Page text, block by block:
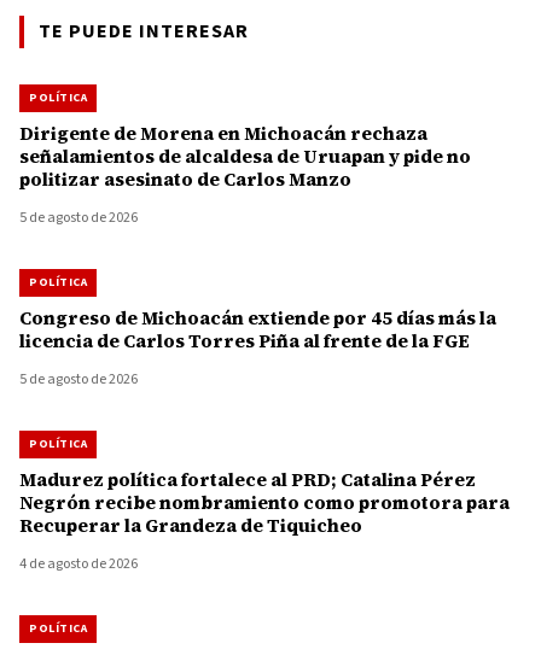
TE PUEDE INTERESAR
POLÍTICA
Dirigente de Morena en Michoacán rechaza
señalamientos de alcaldesa de Uruapan y pide no
politizar asesinato de Carlos Manzo
5 de agosto de 2026
POLÍTICA
Congreso de Michoacán extiende por 45 días más la
licencia de Carlos Torres Piña al frente de la FGE
5 de agosto de 2026
POLÍTICA
Madurez política fortalece al PRD; Catalina Pérez
Negrón recibe nombramiento como promotora para
Recuperar la Grandeza de Tiquicheo
4 de agosto de 2026
POLÍTICA